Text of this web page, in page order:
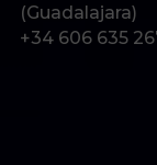
(Guadalajara)
+34 606 635